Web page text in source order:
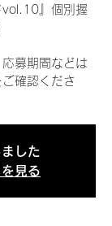
vol.10』個別握
募期間などは
確認くださ
した
見る